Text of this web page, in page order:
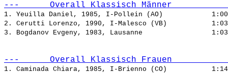
---      Overall Klassisch Männer
1. Yeuilla Daniel, 1985, I-Pollein (AO)
2. Cerutti Lorenzo, 1990, I-Malesco (VB)
3. Bogdanov Evgeny, 1983, Lausanne
---      Overall Klassisch Frauen
1. Caminada Chiara, 1985, I-Brienno (CO)